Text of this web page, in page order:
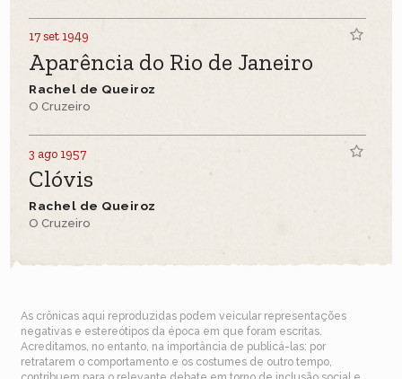
17 set 1949
Aparência do Rio de Janeiro
Rachel de Queiroz
O Cruzeiro
3 ago 1957
Clóvis
Rachel de Queiroz
O Cruzeiro
As crônicas aqui reproduzidas podem veicular representações
negativas e estereótipos da época em que foram escritas.
Acreditamos, no entanto, na importância de publicá-las: por
retratarem o comportamento e os costumes de outro tempo,